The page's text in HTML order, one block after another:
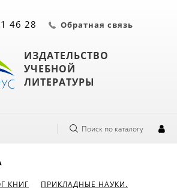
ИЗДАТЕЛЬСТВО
УЧЕБНОЙ
ЛИТЕРАТУРЫ
46 28 Обратная связь
Поиск по каталогу
КНИГ
ПРИКЛАДНЫЕ НАУКИ.